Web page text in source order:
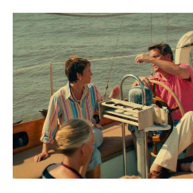
CALENDARIO
AREA PERSONALE
Area Personale
Newsletter
Notifiche mobile